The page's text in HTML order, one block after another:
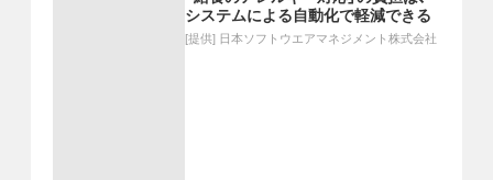
システムによる自動化で軽減できる
[提供] 日本ソフトウエアマネジメント株式会社